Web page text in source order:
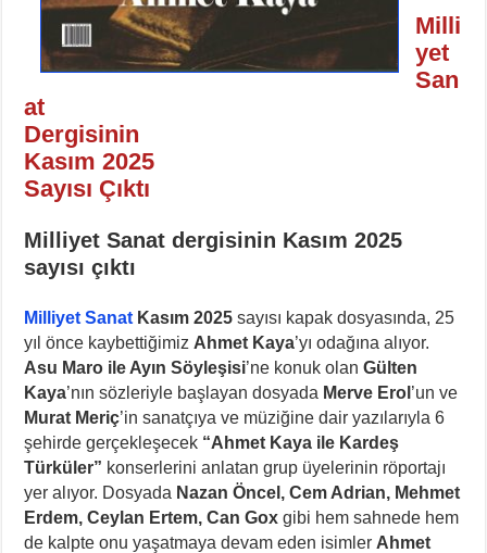
Milli
yet
San
at
Dergisinin
Kasım 2025
Sayısı Çıktı
Milliyet Sanat dergisinin Kasım 2025
sayısı çıktı
Milliyet Sanat Kasım 2025sayısı kapak dosyasında, 25
yıl önce kaybettiğimiz Ahmet Kaya’yı odağına alıyor.
Asu Maro ile Ayın Söyleşisi’ne konuk olanGülten
Kaya’nın sözleriyle başlayan dosyada Merve Erol ’un ve
Murat Meriç’in sanatçıya ve müziğine dair yazılarıyla 6
şehirde gerçekleşecek “Ahmet Kaya ile Kardeş
Türküler” konserlerini anlatan grup üyelerinin röportajı
yer alıyor. Dosyada Nazan Öncel, Cem Adrian, Mehmet
Erdem, Ceylan Ertem, Can Goxgibi hem sahnede hem
de kalpte onu yaşatmaya devam eden isimler Ahmet